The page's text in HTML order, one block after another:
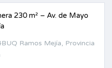
230 m² – Av. de Mayo
Ramos Mejía, Provincia